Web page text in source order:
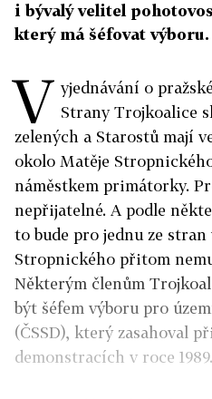
i bývalý velitel
který má šéfovat výboru.
V yjednávání o
Strany Trojkoalice
zelených a Starostů mají
okolo Matěje
náměstkem primátorky.
nepřijatelné. A podle
to bude pro jednu ze
Stropnického přitom
Některým členům
být šéfem výboru pro
(ČSSD), který zasahoval
demonstracích v roce 1989.